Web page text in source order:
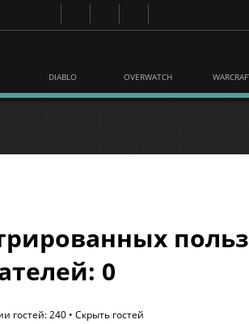
DIABLO OVERWATCH
0
гостей: 240 • Скрыть гостей